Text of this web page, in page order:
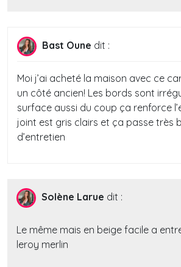
Bast Oune dit :
Moi j’ai acheté la maison avec ce
un côté ancien! Les bords sont
surface aussi du coup ça renforce
joint est gris clairs et ça passe très
d’entretien
Solène Larue dit :
Le même mais en beige facile a
leroy merlin